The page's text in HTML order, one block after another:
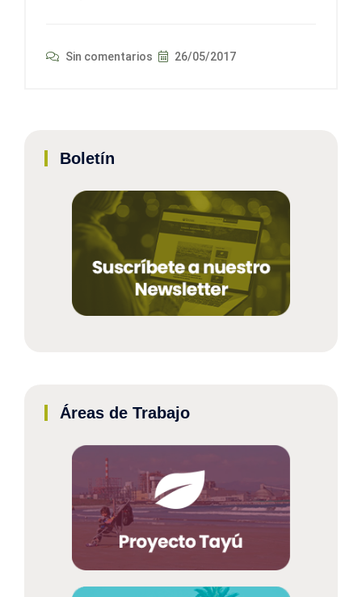
Sin comentarios 26/05/2017
Boletín
Áreas de Trabajo